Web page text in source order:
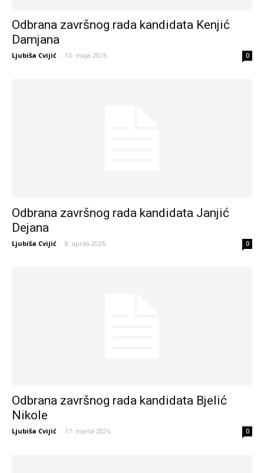
Odbrana završnog rada kandidata Kenjić
Damjana
Ljubiša Cvijić - 13. maja 2026. 0
Odbrana završnog rada kandidata Janjić
Dejana
Ljubiša Cvijić - 8. aprila 2026. 0
Odbrana završnog rada kandidata Bjelić
Nikole
Ljubiša Cvijić - 17. marta 2026. 0